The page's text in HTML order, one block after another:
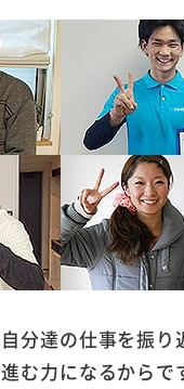
分達の仕事を振り
む力になるからで